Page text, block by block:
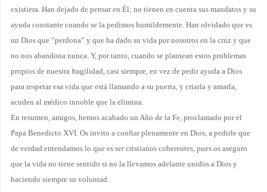
existiera. Han dejado de pensar en Él; no tienen en cuenta sus mandatos y su
ayuda constante cuando se la pedimos humildemente. Han olvidado que es
un Dios que “perdona” y que ha dado su vida por nosotros en la cruz y que
no nos abandona nunca. Y, por tanto, cuando se plantean estos problemas
propios de nuestra fragilidad, casi siempre, en vez de pedir ayuda a Dios
para respetar esa vida que está llamando a su puerta, y criarla y amarla,
acuden al médico innoble que la elimina.
En resumen, amigos, hemos acabado un Año de la Fe, proclamado por el
Papa Benedicto XVI. Os invito a confiar plenamente en Dios, a pedirle que
de verdad entendamos lo que es ser cristianos coherentes, pues os aseguro
que la vida no tiene sentido si no la llevamos adelante unidos a Dios y
haciendo siempre su voluntad.